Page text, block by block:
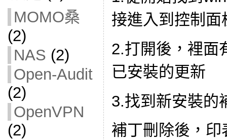
MOMO桑
(2)
NAS (2)
Open-Audit
(2)
OpenVPN
(2)
接進入到控制面
2.打開後，裡面
已安裝的更新
3.找到新安裝的
補丁刪除後，